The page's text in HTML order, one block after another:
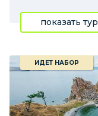
показать тур
ИДЕТ НАБОР